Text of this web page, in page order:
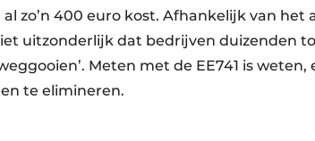
al zo’n 400 euro kost. Afhankelijk van
uitzonderlijk dat bedrijven duizenden
Meten met de EE741 is
te elimineren.